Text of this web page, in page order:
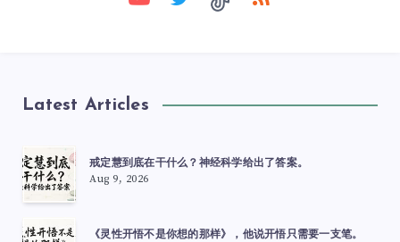
Latest Articles
戒定慧到底在干什么？神经科学给出了答案。
Aug 9, 2026
《灵性开悟不是你想的那样》，他说开悟只需要一支笔。